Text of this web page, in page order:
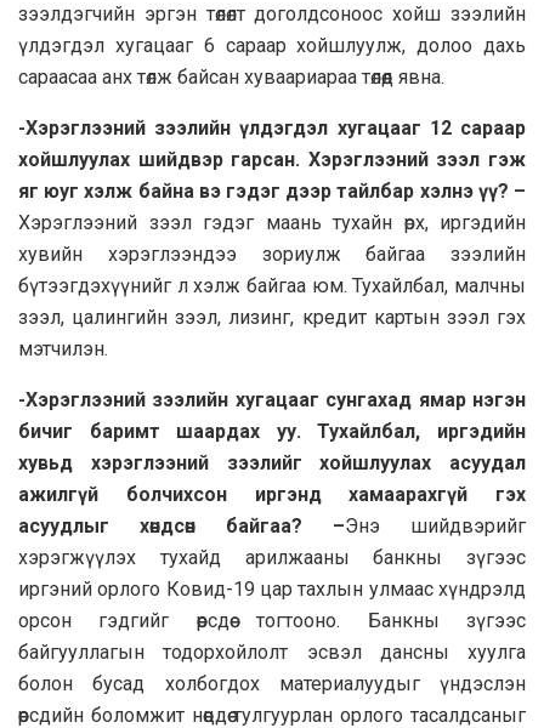
зээлдэгчийн эргэн төлөлт доголдсоноос хойш зээлийн
үлдэгдэл хугацааг 6 сараар хойшлуулж, долоо дахь
сараасаа анх төлж байсан хуваариараа төлөөд явна.
-Хэрэглээний зээлийн үлдэгдэл хугацааг 12 сараар
хойшлуулах шийдвэр гарсан. Хэрэглээний зээл гэж
яг юуг хэлж байна вэ гэдэг дээр тайлбар хэлнэ үү? –
Хэрэглээний зээл гэдэг маань тухайн өрх, иргэдийн
хувийн хэрэглээндээ зориулж байгаа зээлийн
бүтээгдэхүүнийг л хэлж байгаа юм. Тухайлбал, малчны
зээл, цалингийн зээл, лизинг, кредит картын зээл гэх
мэтчилэн.
-Хэрэглээний зээлийн хугацааг сунгахад ямар нэгэн
бичиг баримт шаардах уу. Тухайлбал, иргэдийн
хувьд хэрэглээний зээлийг хойшлуулах асуудал
ажилгүй болчихсон иргэнд хамаарахгүй гэх
асуудлыг хөндсөн байгаа? –Энэ шийдвэрийг
хэрэгжүүлэх тухайд арилжааны банкны зүгээс
иргэний орлого Ковид-19 цар тахлын улмаас хүндрэлд
орсон гэдгийг өөрсдөө тогтооно. Банкны зүгээс
байгууллагын тодорхойлолт эсвэл дансны хуулга
болон бусад холбогдох материалуудыг үндэслэн
өөрсдийн боломжит нөөцдөө тулгуурлан орлого тасалдсаныг